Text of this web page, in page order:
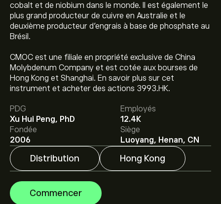
cobalt et de niobium dans le monde. Il est également le
plus grand producteur de cuivre en Australie et le
deuxième producteur d'engrais à base de phosphate au
Brésil.
CMOC est une filiale en propriété exclusive de China
Molybdenum Company et est cotée aux bourses de
Hong Kong et Shanghai. En savoir plus sur cet
instrument et acheter des actions 3993.HK.
PDG
Xu Hui Peng, PhD
Employés
12.4K
Fondée
2006
Siège
Luoyang, Henan, CN
Distribution Hong Kong
Commencer
Le prix actuel de l'action 03993.HK est de 19.0600‎$‎.
Le prix cible moyen pour l'action China Molybdenum Co
Ltd est de 19.0600‎$‎.
Inscrivez-vous
obtenir des prévisions détaillées des analystes et les
prix cibles.
Les analystes offrent des prévisions pour l'action China
Molybdenum Co Ltd en se basant sur les tendances du
marché, les rapports financiers et la croissance
anticipée. Découvrez les dernières prévisions pour les